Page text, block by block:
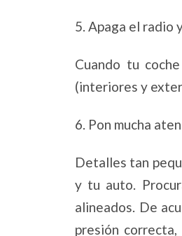
5. Apaga el radio
Cuando tu
(interiores y
6. Pon mucha
Detalles tan
y tu auto.
alineados. De
presión